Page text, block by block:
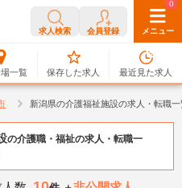
求人検索 会員登録 メニュー
一覧
0
保存した求人
0
最近見た求人
新潟県の介護福祉施設の求人・転職一
の介護職・福祉の求人・転職一